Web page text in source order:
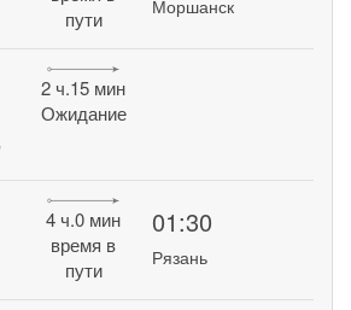
пути
Моршанск
2 ч.15 мин
Ожидание
4 ч.0 мин
время в
пути
01:30
Рязань